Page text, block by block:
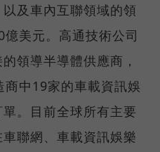
及車內互聯領域的領
美元。高通技術公司
領導半導體供應商，
中19家的車載資訊娛
。目前全球所有主要
聯網、車載資訊娛樂